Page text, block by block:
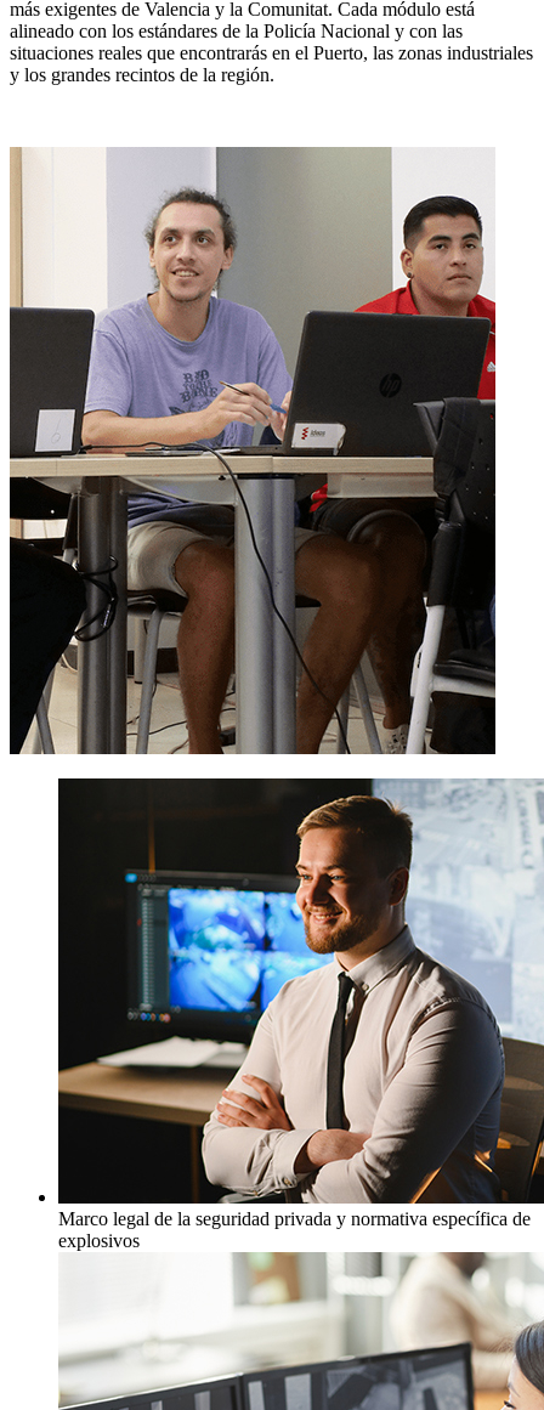
más exigentes de Valencia y la Comunitat. Cada módulo está
alineado con los estándares de la Policía Nacional y con las
situaciones reales que encontrarás en el Puerto, las zonas industriales
y los grandes recintos de la región.
Marco legal de la seguridad privada y normativa específica de
explosivos